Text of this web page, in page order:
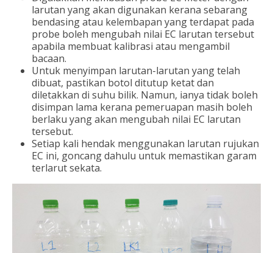
larutan yang akan digunakan kerana sebarang
bendasing atau kelembapan yang terdapat pada
probe boleh mengubah nilai EC larutan tersebut
apabila membuat kalibrasi atau mengambil
bacaan.
Untuk menyimpan larutan-larutan yang telah
dibuat, pastikan botol ditutup ketat dan
diletakkan di suhu bilik. Namun, ianya tidak boleh
disimpan lama kerana pemeruapan masih boleh
berlaku yang akan mengubah nilai EC larutan
tersebut.
Setiap kali hendak menggunakan larutan rujukan
EC ini, goncang dahulu untuk memastikan garam
terlarut sekata.